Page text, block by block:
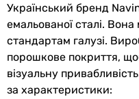
Підключення
справа
зліва
зліва
універсальне
універсальне
Матеріал
Колекції
Український бренд
емальованої сталі. Вона
стандартам галузі.
порошкове покриття,
візуальну
за характеристики: